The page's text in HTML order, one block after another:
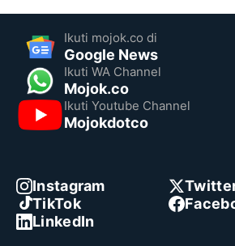
Ikuti mojok.co di
Google News
Ikuti WA Channel
Mojok.co
Ikuti Youtube Channel
Mojokdotco
Instagram
TikTok
LinkedIn